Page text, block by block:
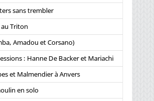
sans trembler
Triton
Amadou et Corsano)
: Hanne De Backer et Mariachi
et Malmendier à Anvers
en solo